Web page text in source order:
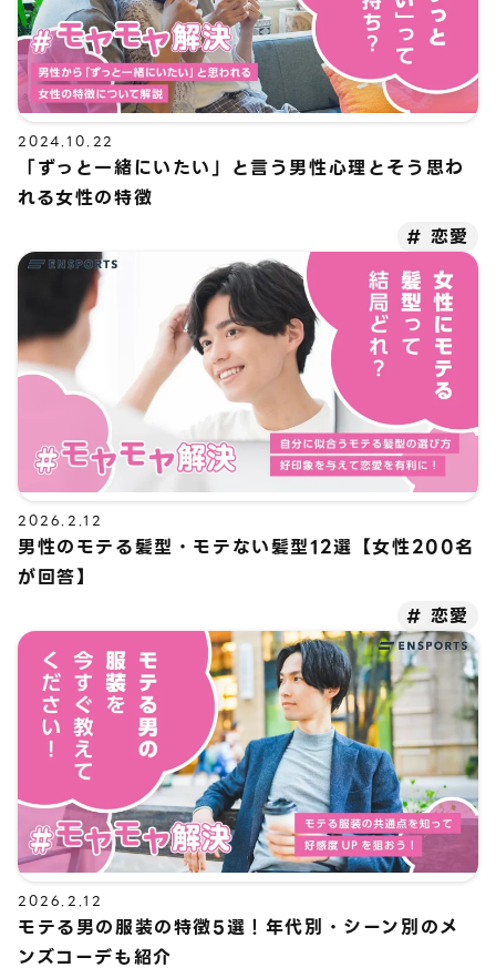
2024.10.22
「ずっと一緒にいたい」と言う男性心理とそう思わ
れる女性の特徴
恋愛
2026.2.12
男性のモテる髪型・モテない髪型12選【女性200名
が回答】
恋愛
2026.2.12
モテる男の服装の特徴5選！年代別・シーン別のメ
ンズコーデも紹介